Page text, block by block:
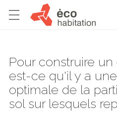
Pour construire
est-ce qu'il y a
optimale de la
sol sur lesquels